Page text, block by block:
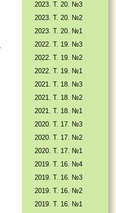
2023. Т. 20. №3
2023. Т. 20. №2
2023. Т. 20. №1
2022. Т. 19. №3
2022. Т. 19. №2
2022. Т. 19. №1
2021. Т. 18. №3
2021. Т. 18. №2
2021. Т. 18. №1
2020. Т. 17. №3
2020. Т. 17. №2
2020. Т. 17. №1
2019. Т. 16. №4
2019. Т. 16. №3
2019. Т. 16. №2
2019. Т. 16. №1